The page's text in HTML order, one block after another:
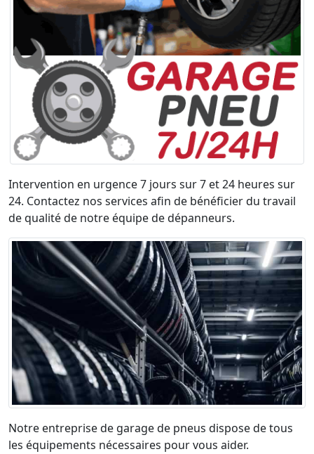
Intervention en urgence 7 jours sur 7 et 24 heures sur
24. Contactez nos services afin de bénéficier du travail
de qualité de notre équipe de dépanneurs.
Notre entreprise de garage de pneus dispose de tous
les équipements nécessaires pour vous aider.